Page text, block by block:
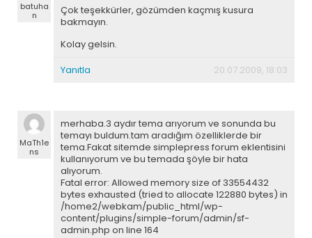
batuha
n
Çok teşekkürler, gözümden kaçmış kusura
bakmayın.
Kolay gelsin.
Yanıtla
20.07.2009, 18:03
MaTh1e
ns
merhaba.3 aydır tema arıyorum ve sonunda bu
temayı buldum.tam aradığım özelliklerde bir
tema.Fakat sitemde simplepress forum eklentisini
kullanıyorum ve bu temada şöyle bir hata
alıyorum.
Fatal error: Allowed memory size of 33554432
bytes exhausted (tried to allocate 122880 bytes) in
/home2/webkam/public_html/wp-
content/plugins/simple-forum/admin/sf-
admin.php on line 164